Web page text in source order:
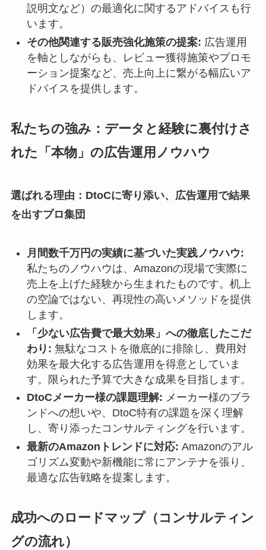
説明文など）の最適化に関するアドバイスも行
います。
その他関連する販売強化施策の提案: 広告運用
を軸としながらも、レビュー獲得施策やプロモ
ーション提案など、売上向上に繋がる幅広いア
ドバイスを提供します。
私たちの強み：データと経験に裏付けさ
れた「本物」の広告運用ノウハウ
選ばれる理由：DtoCに寄り添い、広告運用で結果
を出すプロ集団
月間数千万円の実績に基づいた実践ノウハウ:
私たちのノウハウは、Amazonの現場で実際に
売上を上げた経験から生まれたものです。机上
の空論ではない、再現性の高いメソッドを提供
します。
「少ない広告費で最大効果」への徹底したこだ
わり: 無駄なコストを徹底的に排除し、費用対
効果を最大化する広告運用を得意としていま
す。限られた予算で大きな成果を目指します。
DtoCメーカー様の課題理解: メーカー様のブラ
ンドへの想いや、DtoC特有の課題を深く理解
し、寄り添ったコンサルティングを行います。
最新のAmazonトレンドに対応: Amazonのアル
ゴリズム変動や新機能に常にアンテナを張り、
最適な広告戦略を提案します。
成功へのロードマップ（コンサルティン
グの流れ）